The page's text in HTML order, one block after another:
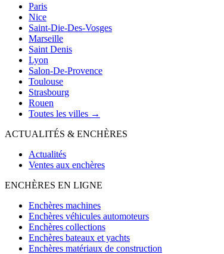
Paris
Nice
Saint-Die-Des-Vosges
Marseille
Saint Denis
Lyon
Salon-De-Provence
Toulouse
Strasbourg
Rouen
Toutes les villes →
ACTUALITÉS & ENCHÈRES
Actualités
Ventes aux enchères
ENCHÈRES EN LIGNE
Enchères machines
Enchères véhicules automoteurs
Enchères collections
Enchères bateaux et yachts
Enchères matériaux de construction